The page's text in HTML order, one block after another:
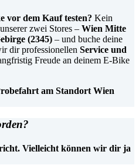
vor dem Kauf testen? Kein
zwei Stores – Wien Mitte
(2345) – und buche deine
dir professionellen Service und
Freude an deinem E-Bike
am Standort Wien
Vielleicht können wir dir ja